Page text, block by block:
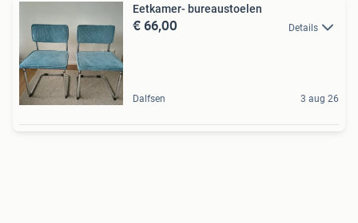
Eetkamer- bureaustoelen
€ 66,00 Details
Dalfsen 3 aug 26